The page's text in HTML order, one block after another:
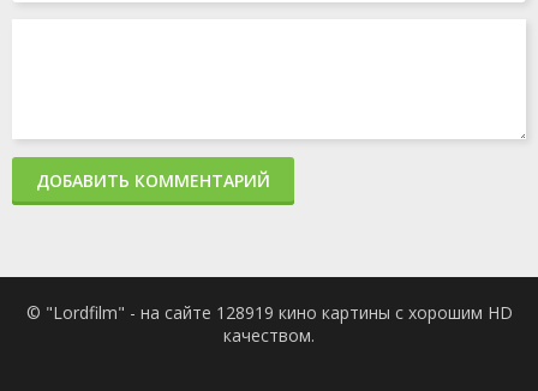
ДОБАВИТЬ КОММЕНТАРИЙ
© "Lordfilm" - на сайте 128919 кино картины с хорошим HD
качеством.